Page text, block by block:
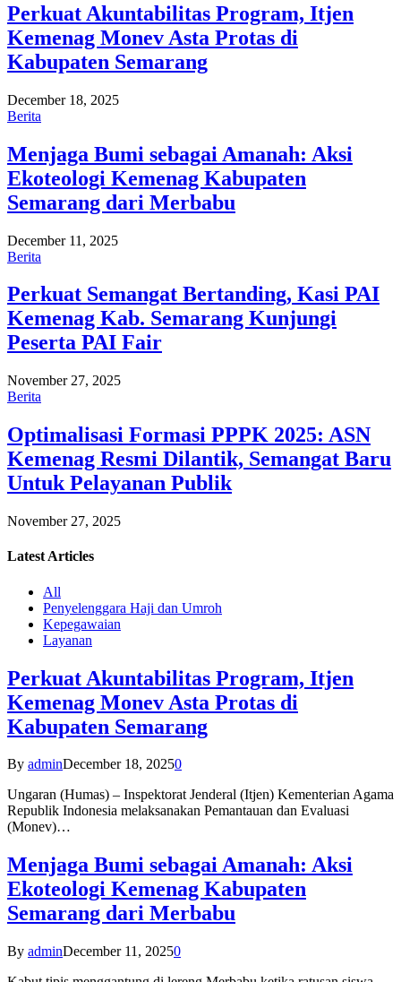
Perkuat Akuntabilitas Program, Itjen
Kemenag Monev Asta Protas di
Kabupaten Semarang
December 18, 2025
Berita
Menjaga Bumi sebagai Amanah: Aksi
Ekoteologi Kemenag Kabupaten
Semarang dari Merbabu
December 11, 2025
Berita
Perkuat Semangat Bertanding, Kasi PAI
Kemenag Kab. Semarang Kunjungi
Peserta PAI Fair
November 27, 2025
Berita
Optimalisasi Formasi PPPK 2025: ASN
Kemenag Resmi Dilantik, Semangat Baru
Untuk Pelayanan Publik
November 27, 2025
Latest Articles
All
Penyelenggara Haji dan Umroh
Kepegawaian
Layanan
Perkuat Akuntabilitas Program, Itjen
Kemenag Monev Asta Protas di
Kabupaten Semarang
By adminDecember 18, 20250
Ungaran (Humas) – Inspektorat Jenderal (Itjen) Kementerian Agama
Republik Indonesia melaksanakan Pemantauan dan Evaluasi
(Monev)…
Menjaga Bumi sebagai Amanah: Aksi
Ekoteologi Kemenag Kabupaten
Semarang dari Merbabu
By adminDecember 11, 20250